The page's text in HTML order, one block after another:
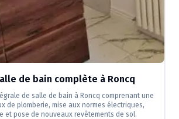
de bain complète à Roncq
de salle de bain à Roncq comprenant une
de plomberie, mise aux normes électriques,
et pose de nouveaux revêtements de sol.